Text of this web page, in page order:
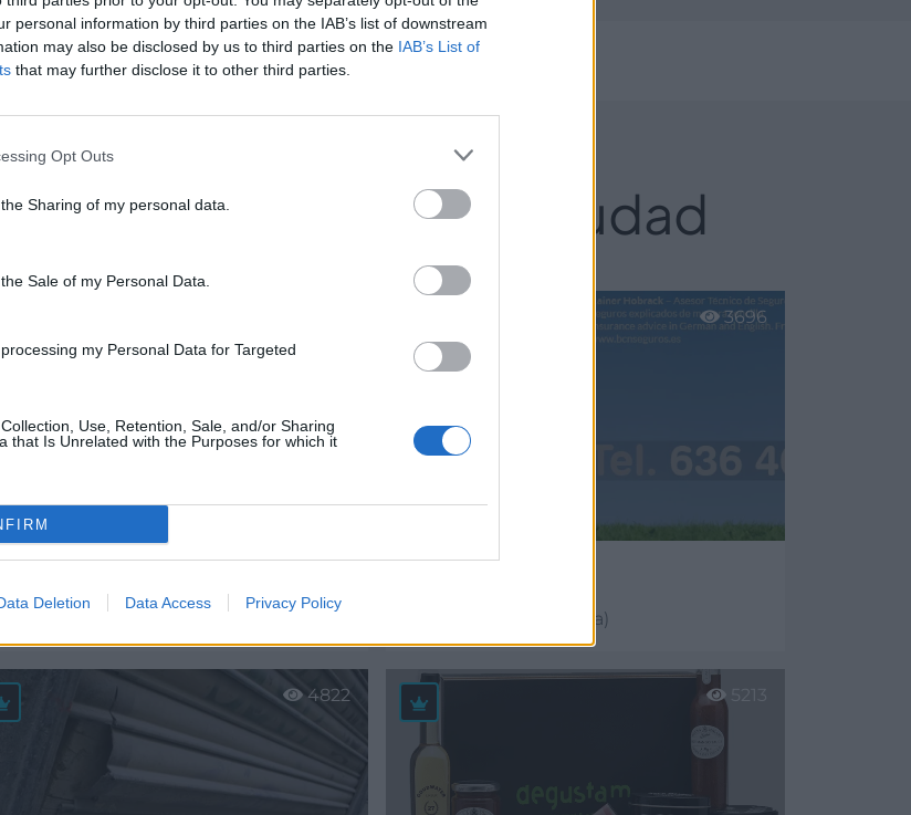
personal information by third parties on the IAB’s list of downstream
may also be disclosed by us to third parties on the IAB’s List of
that may further disclose it to other third parties.
Opt Outs
Sharing of my personal data.
Sale of my Personal Data.
my Personal Data for Targeted
Use, Retention, Sale, and/or Sharing
that Is Unrelated with the Purposes for which it
Deletion Data Access Privacy Policy
18/02/2025 | Última actualización:
en Barcelona ciudad
Olsa, S.L
Barcelona (Barcelona)
más
Barcelona (Barcelona)
3696
4822 5213